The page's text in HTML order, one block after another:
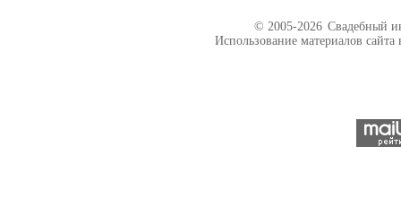
© 2005-2026 Свадебный
Использование материалов